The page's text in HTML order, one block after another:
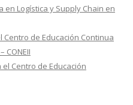
en Logística y Supply Chain en
Centro de Educación Continua
CONEII
Centro de Educación